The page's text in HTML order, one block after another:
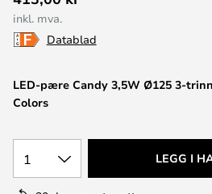
til
begynnelsen
av
LED-pære Candy 3,5W Ø125 3-
Colors
inkl. mva.
Datablad
1 LEGG I